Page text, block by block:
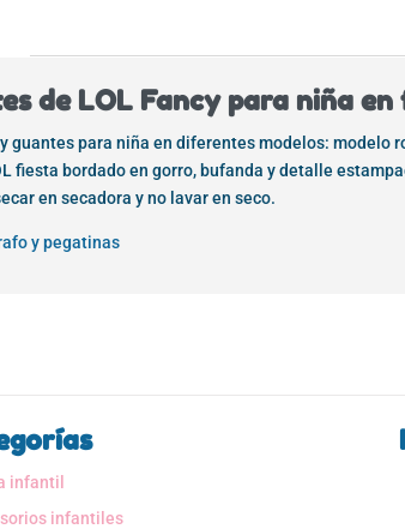
de LOL Fancy para niña en
guantes para niña en diferentes modelos: modelo
fiesta bordado en gorro, bufanda y detalle
en secadora y no lavar en seco.
y pegatinas
infantil
infantiles